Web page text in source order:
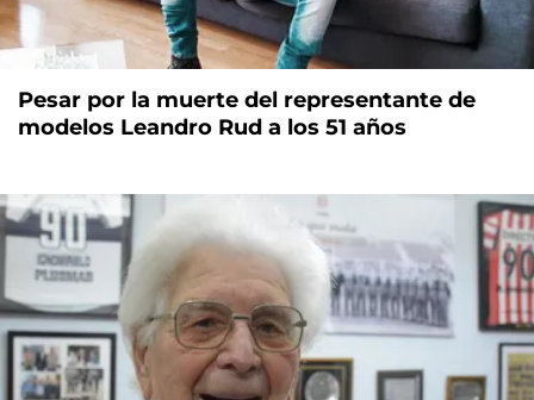
Pesar por la muerte del representante de
modelos Leandro Rud a los 51 años